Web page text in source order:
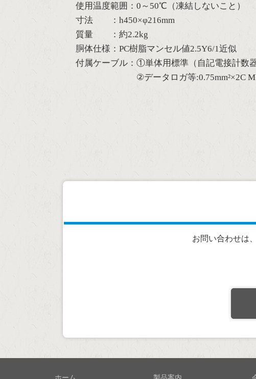
使用温度範囲：0～50℃（凍結しないこと）
寸法 ：h450×φ216mm
質量 ：約2.2kg
胴体仕様：PC樹脂マンセル値2.5Y6/1近似
付属ケーブル：①単体用標準（自記電接計数器
②データロガ等:0.75mm²×2C
お問い合わせは